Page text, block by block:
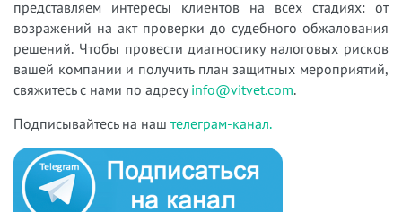
представляем интересы клиентов на всех стадиях: от
возражений на акт проверки до судебного обжалования
решений. Чтобы провести диагностику налоговых рисков
вашей компании и получить план защитных мероприятий,
свяжитесь с нами по адресуinfo@vitvet.com.
Подписывайтесь на наш телеграм-канал.